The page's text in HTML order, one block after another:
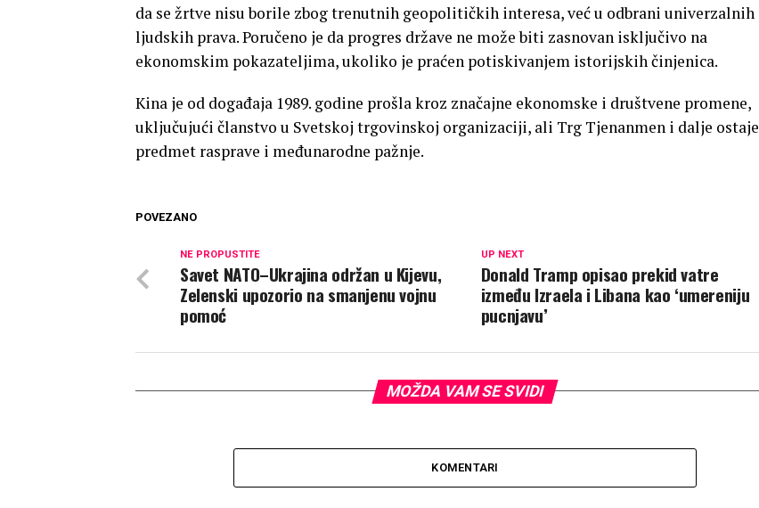
da se žrtve nisu borile zbog trenutnih geopolitičkih interesa, već u odbrani univerzalnih
ljudskih prava. Poručeno je da progres države ne može biti zasnovan isključivo na
ekonomskim pokazateljima, ukoliko je praćen potiskivanjem istorijskih činjenica.
Kina je od događaja 1989. godine prošla kroz značajne ekonomske i društvene promene,
uključujući članstvo u Svetskoj trgovinskoj organizaciji, ali Trg Tjenanmen i dalje ostaje
predmet rasprave i međunarodne pažnje.
POVEZANO
UP NEXT
Donald Tramp opisao prekid vatre
između Izraela i Libana kao ‘umereniju
pucnjavu’
NE PROPUSTITE
Savet NATO–Ukrajina održan u Kijevu,
Zelenski upozorio na smanjenu vojnu
pomoć
MOŽDA VAM SE SVIDI
KOMENTARI